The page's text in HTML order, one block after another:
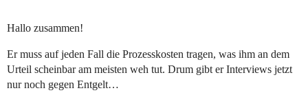
Hallo zusammen!
Er muss auf jeden Fall die Prozesskosten tragen, was ihm an dem
Urteil scheinbar am meisten weh tut. Drum gibt er Interviews jetzt
nur noch gegen Entgelt…